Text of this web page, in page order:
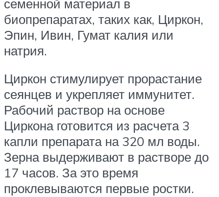
семенной материал в
биопрепаратах, таких как, Циркон,
Эпин, Ивин, Гумат калия или
натрия.
Циркон стимулирует прорастание
сеянцев и укрепляет иммунитет.
Рабочий раствор на основе
Циркона готовится из расчета 3
капли препарата на 320 мл воды.
Зерна выдерживают в растворе до
17 часов. За это время
проклевываются первые ростки.